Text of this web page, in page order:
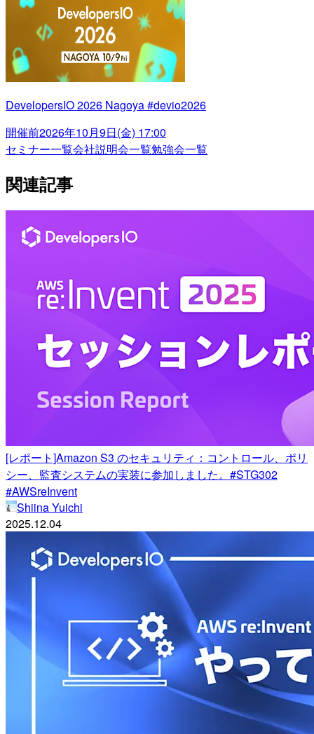
DevelopersIO 2026 Nagoya #devio2026
開催前2026年10月9日(金) 17:00
セミナー一覧会社説明会一覧勉強会一覧
関連記事
[レポート]Amazon S3 のセキュリティ：コントロール、ポリ
シー、監査システムの実装に参加しました。#STG302
#AWSreInvent
Shiina Yuichi
2025.12.04